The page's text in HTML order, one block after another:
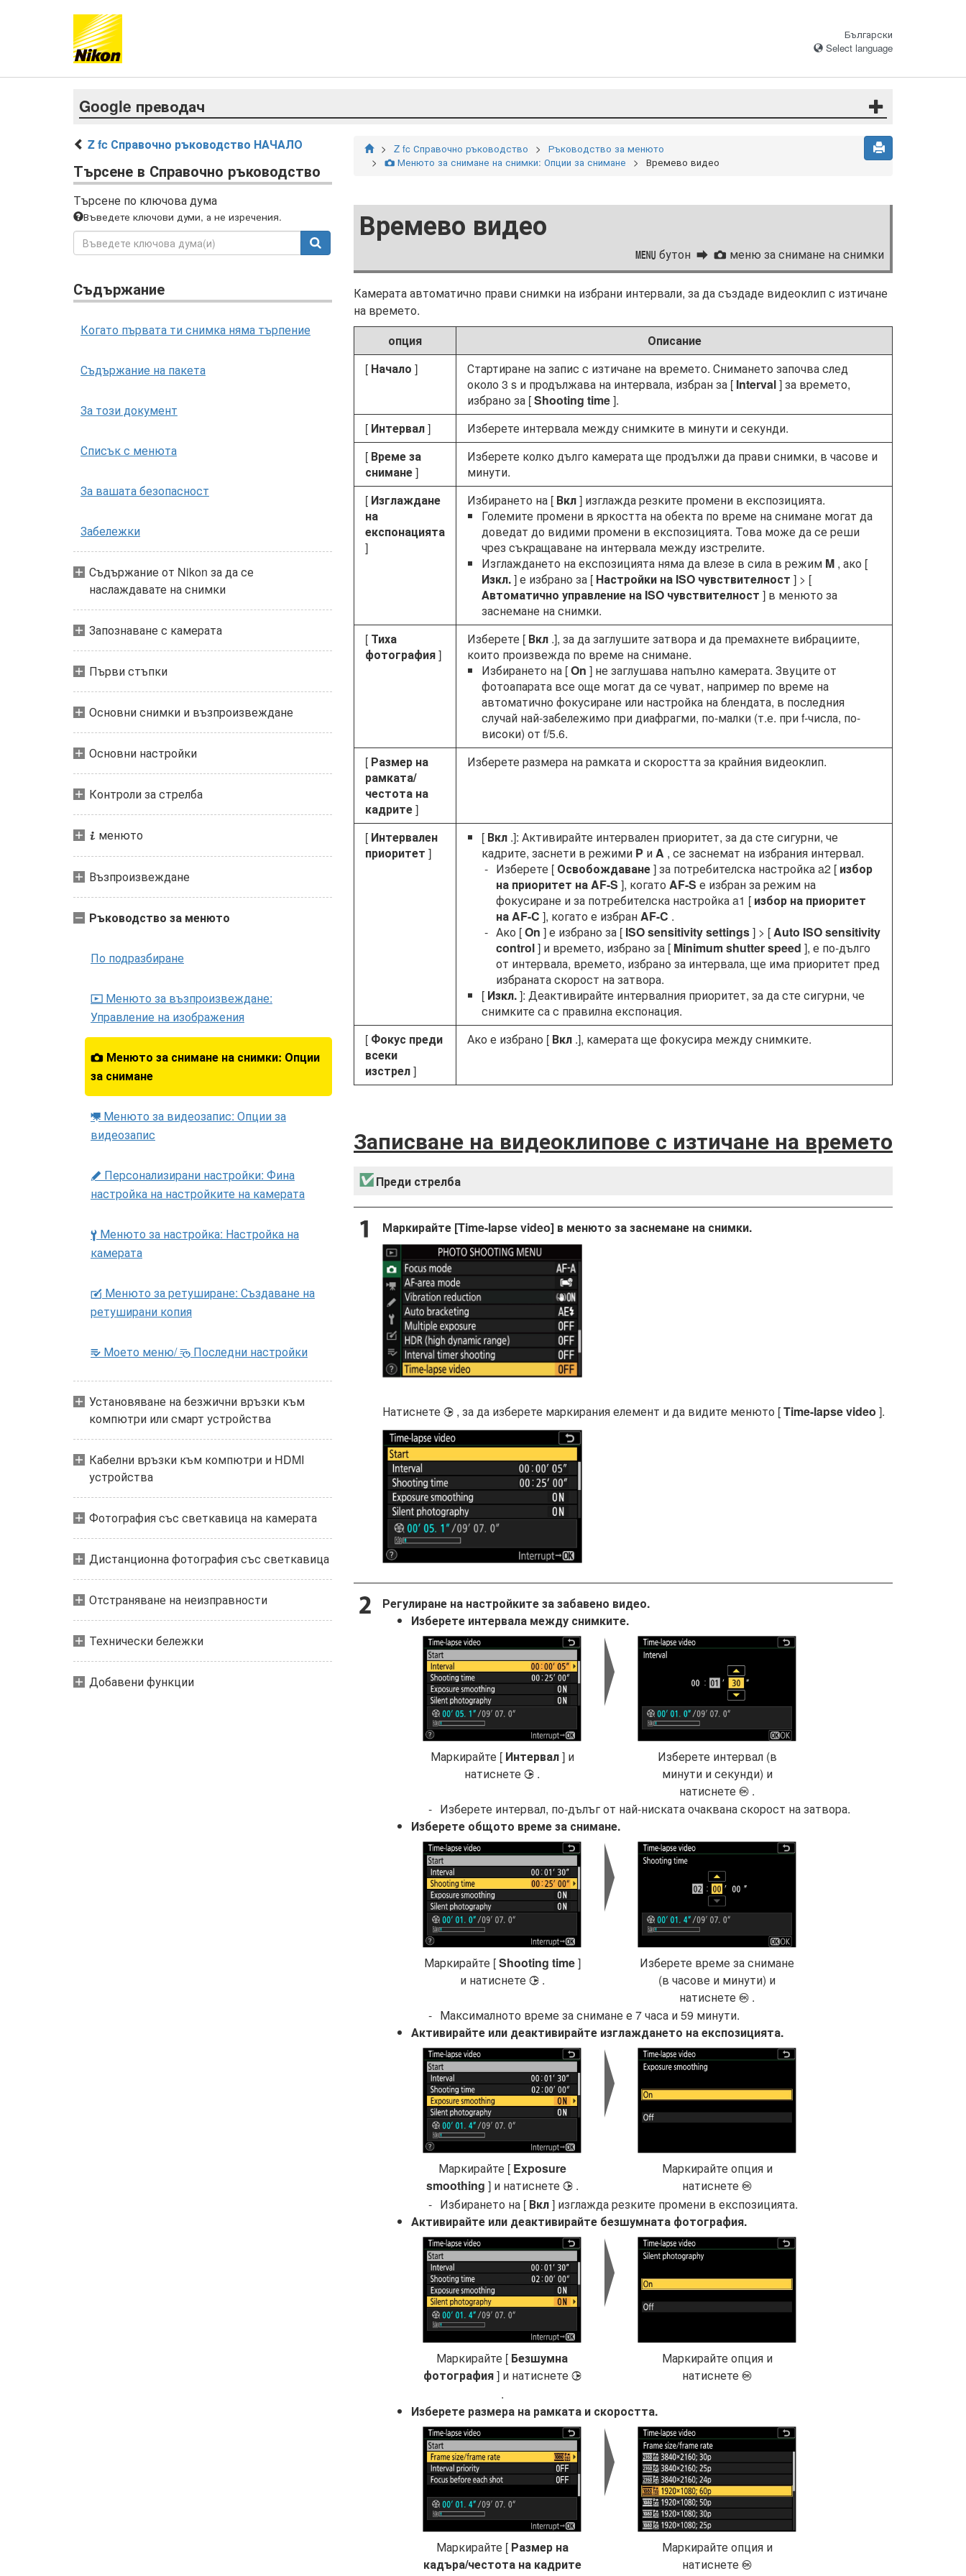
Български
Select language
Google преводач
Z fc Справочно ръководство НАЧАЛО
Търсене в Справочно ръководство
Търсене по ключова дума
Въведете ключови думи, а не изречения.
Съдържание
Когато първата ти снимка няма търпение
Съдържание на пакета
За този документ
Списък с менюта
За вашата безопасност
Забележки
Съдържание от Nikon за да се
наслаждавате на снимки
Запознаване с камерата
Първи стъпки
Основни снимки и възпроизвеждане
Основни настройки
Контроли за стрелба
i менюто
Възпроизвеждане
Ръководство за менюто
По подразбиране
D Менюто за възпроизвеждане:
Управление на изображения
C Менюто за снимане на снимки: Опции
за снимане
1 Менюто за видеозапис: Опции за
видеозапис
A Персонализирани настройки: Фина
настройка на настройките на камерата
B Менюто за настройка: Настройка на
камерата
N Менюто за ретуширане: Създаване на
ретуширани копия
O Моето меню/m Последни настройки
Установяване на безжични връзки към
компютри или смарт устройства
Кабелни връзки към компютри и HDMI
устройства
Фотография със светкавица на камерата
Дистанционна фотография със светкавица
Отстраняване на неизправности
Технически бележки
Добавени функции
Z fc Справочно ръководство Ръководство за менюто
C Менюто за снимане на снимки: Опции за снимане Времево видео
Времево видео
G бутон C меню за снимане на снимки
Камерата автоматично прави снимки на избрани интервали, за да създаде видеоклип с изтичане
на времето.
опция
Описание
[ Начало ]
Стартиране на запис с изтичане на времето. Снимането започва след
около 3 s и продължава на интервала, избран за [ Interval] за времето,
избрано за [Shooting time].
[ Интервал]
Изберете интервала между снимките в минути и секунди.
[ Време за
снимане]
Изберете колко дълго камерата ще продължи да прави снимки, в часове и
минути.
[ Изглаждане
на
експонацията
]
Избирането на [ Вкл] изглажда резките промени в експозицията.
Големите промени в яркостта на обекта по време на снимане могат да
доведат до видими промени в експозицията. Това може да се реши
чрез съкращаване на интервала между изстрелите.
Изглаждането на експозицията няма да влезе в сила в режим M , ако [
Изкл.] е избрано за [ Настройки на ISO чувствителност ] > [
Автоматично управление на ISO чувствителност ] в менюто за
заснемане на снимки.
[ Тиха
фотография]
Изберете [ Вкл .], за да заглушите затвора и да премахнете вибрациите,
които произвежда по време на снимане.
Избирането на [On ] не заглушава напълно камерата. Звуците от
фотоапарата все още могат да се чуват, например по време на
автоматично фокусиране или настройка на блендата, в последния
случай най-забележимо при диафрагми, по-малки (т.е. при f-числа, по-
високи) от f/5.6.
[ Размер на
рамката/
честота на
кадрите]
Изберете размера на рамката и скоростта за крайния видеоклип.
[ Интервален
приоритет ]
[ Вкл .]: Активирайте интервален приоритет, за да сте сигурни, че
кадрите, заснети в режими P иA , се заснемат на избрания интервал.
Изберете [ Освобождаване] за потребителска настройка a2 [ избор
на приоритет на AF-S ], когато AF-S е избран за режим на
фокусиране и за потребителска настройка a1 [ избор на приоритет
на AF-C ], когато е избранAF-C .
Ако [On ] е избрано за [ ISO sensitivity settings] > [Auto ISO sensitivity
control] и времето, избрано за [ Minimum shutter speed ], е по-дълго
от интервала, времето, избрано за интервала, ще има приоритет пред
избраната скорост на затвора.
[ Изкл.]: Деактивирайте интервалния приоритет, за да сте сигурни, че
снимките са с правилна експонация.
[ Фокус преди
всеки
изстрел]
Ако е избрано [ Вкл .], камерата ще фокусира между снимките.
Записване на видеоклипове с изтичане на времето
Преди стрелба
Маркирайте [Time-lapse video] в менюто за заснемане на снимки.
Натиснете 2 , за да изберете маркирания елемент и да видите менюто [Time-lapse video ].
Регулиране на настройките за забавено видео.
Изберете интервала между снимките.
Маркирайте [ Интервал] и
натиснете2 .
Изберете интервал (в
минути и секунди) и
натиснетеJ .
Изберете интервал, по-дълъг от най-ниската очаквана скорост на затвора.
Изберете общото време за снимане.
Маркирайте [Shooting time]
и натиснете 2.
Изберете време за снимане
(в часове и минути) и
натиснетеJ .
Максималното време за снимане е 7 часа и 59 минути.
Активирайте или деактивирайте изглаждането на експозицията.
Маркирайте [ Exposure
smoothing ] и натиснете 2.
Маркирайте опция и
натиснетеJ
Избирането на [ Вкл] изглажда резките промени в експозицията.
Активирайте или деактивирайте безшумната фотография.
Маркирайте [ Безшумна
фотография] и натиснете 2
.
Маркирайте опция и
натиснетеJ
Изберете размера на рамката и скоростта.
Маркирайте [ Размер на
кадъра/честота на кадрите
Маркирайте опция и
натиснетеJ